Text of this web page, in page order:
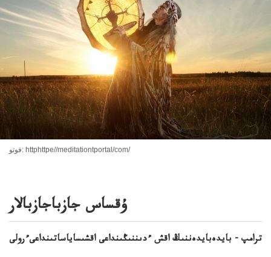
فوتو: httphttpe//meditationtportal/com/
ۇقساس جازباجازبالار
ترامپ - بايدەبايدەننىڭ اقش ءدىننىڭىنداعى اقشىساياساتىنداعىءرولى